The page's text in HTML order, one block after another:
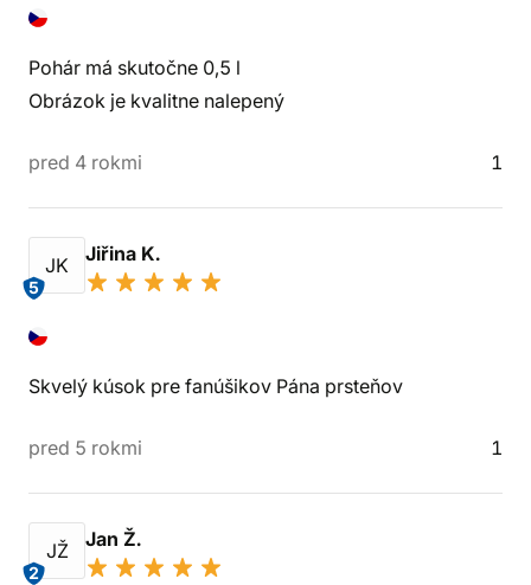
Pohár má skutočne 0,5 l
Obrázok je kvalitne nalepený
pred 4 rokmi 1
JK
5
Jiřina K.
Skvelý kúsok pre fanúšikov Pána prsteňov
pred 5 rokmi 1
JŽ
2
Jan Ž.